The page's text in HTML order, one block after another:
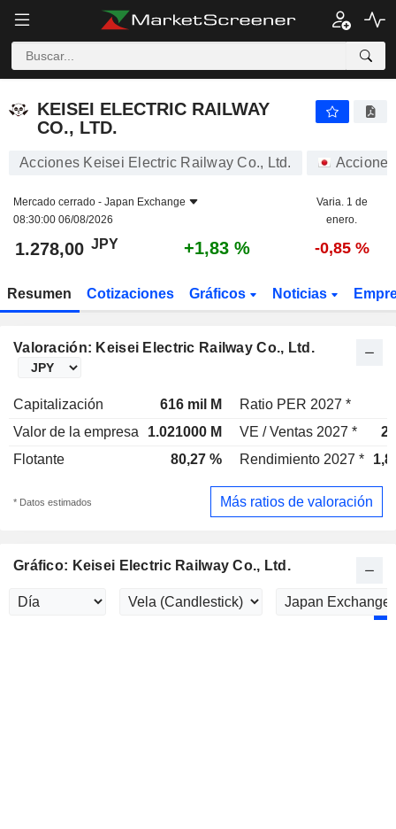
KEISEI ELECTRIC RAILWAY
CO., LTD.
Acciones Keisei Electric Railway Co., Ltd. Acciones
Mercado cerrado - Japan Exchange
08:30:00 06/08/2026
Varia. 1 de
enero.
1.278,00 JPY +1,83 % -0,85 %
Resumen Cotizaciones Gráficos Noticias
Valoración: Keisei Electric Railway Co., Ltd.
Capitalización 616 mil M Ratio PER 2027 *
Valor de la empresa
1.021000 M VE / Ventas 2027 *
Flotante
80,27 % Rendimiento 2027 *
* Datos estimados Más ratios de valoración
Gráfico: Keisei Electric Railway Co., Ltd.